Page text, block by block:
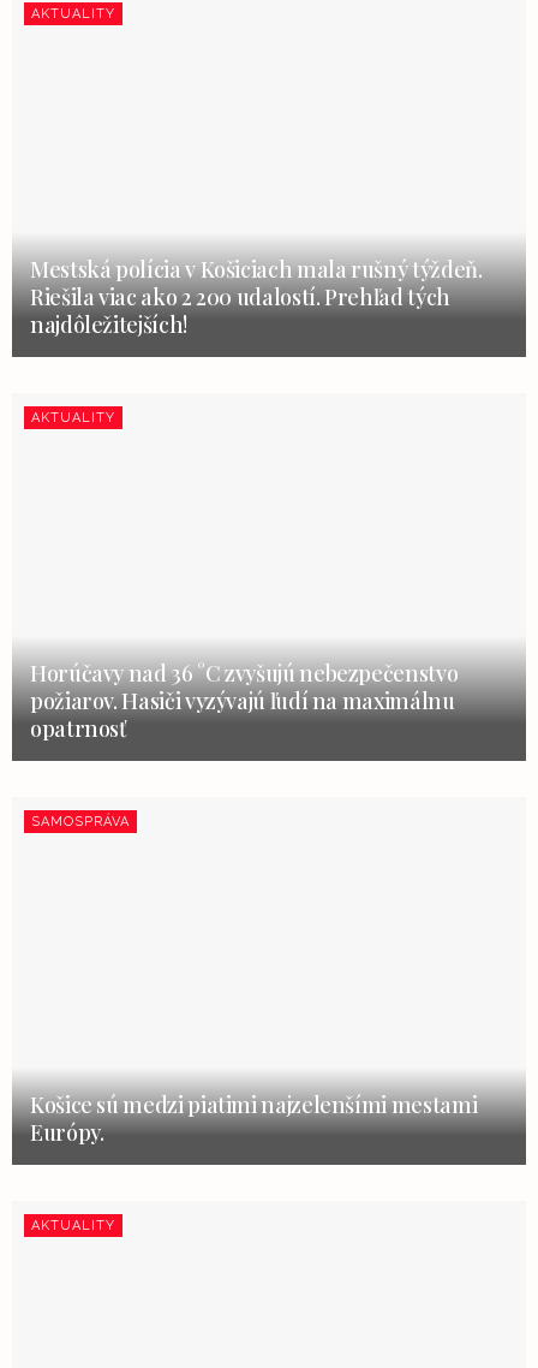
AKTUALITY
Mestská polícia v Košiciach mala rušný týždeň.
Riešila viac ako 2 200 udalostí. Prehľad tých
najdôležitejších!
AKTUALITY
Horúčavy nad 36 °C zvyšujú nebezpečenstvo
požiarov. Hasiči vyzývajú ľudí na maximálnu
opatrnosť
SAMOSPRÁVA
Košice sú medzi piatimi najzelenšími mestami
Európy.
AKTUALITY